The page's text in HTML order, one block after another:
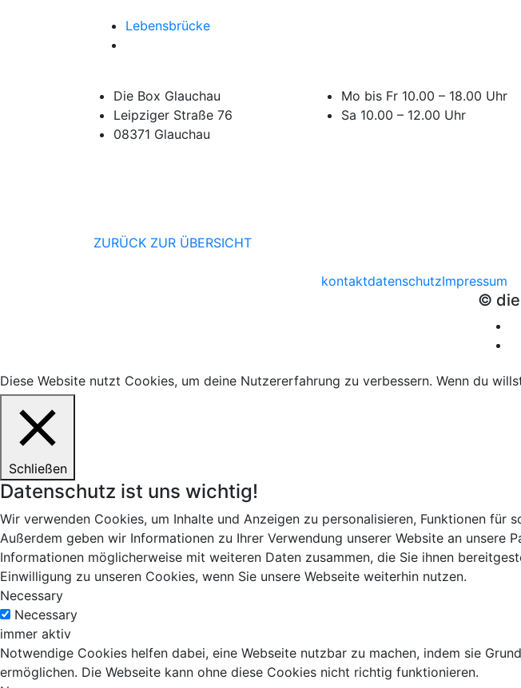
Lebensbrücke
Die Box Glauchau
Leipziger Straße 76
08371 Glauchau
Mo bis Fr 10.00 – 18.00 Uhr
Sa 10.00 – 12.00 Uhr
ZURÜCK ZUR ÜBERSICHT
kontaktdatenschutzImpressum
© die
Diese Website nutzt Cookies, um deine Nutzererfahrung zu verbessern. Wenn du
Schließen
Datenschutz ist uns wichtig!
Wir verwenden Cookies, um Inhalte und Anzeigen zu personalisieren, Funktionen
Außerdem geben wir Informationen zu Ihrer Verwendung unserer Website an
Informationen möglicherweise mit weiteren Daten zusammen, die Sie ihnen
Einwilligung zu unseren Cookies, wenn Sie unsere Webseite weiterhin nutzen.
Necessary
Necessary
immer aktiv
Notwendige Cookies helfen dabei, eine Webseite nutzbar zu machen, indem sie
ermöglichen. Die Webseite kann ohne diese Cookies nicht richtig funktionieren.